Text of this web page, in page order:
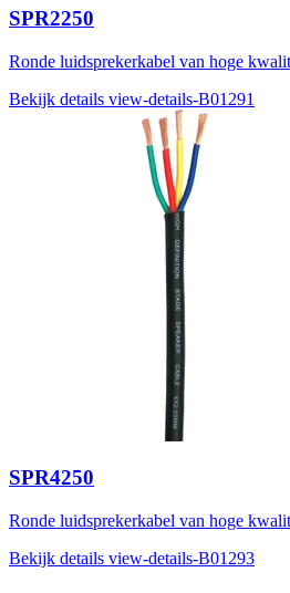
SPR2250
Ronde luidsprekerkabel van hoge
Bekijk details view-details-B01291
SPR4250
Ronde luidsprekerkabel van hoge
Bekijk details view-details-B01293